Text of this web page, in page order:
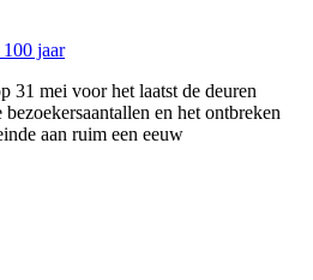
jaar
31 mei voor het laatst de deuren
en het ontbreken
aan ruim een eeuw